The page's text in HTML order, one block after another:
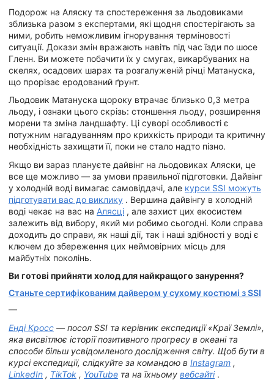
Подорож на Аляску та спостереження за льодовиками
зблизька разом з експертами, які щодня спостерігають за
ними, робить неможливим ігнорування терміновості
ситуації. Докази змін вражають навіть під час їзди по шосе
Гленн. Ви можете побачити їх у смугах, викарбуваних на
скелях, осадових шарах та розгалуженій річці Матануска,
що прорізає еродований ґрунт.
Льодовик Матануска щороку втрачає близько 0,3 метра
льоду, і ознаки цього скрізь: стоншення льоду, розширення
морени та зміна ландшафту. Ці суворі особливості є
потужним нагадуванням про крихкість природи та критичну
необхідність захищати її, поки не стало надто пізно.
Якщо ви зараз плануєте дайвінг на льодовиках Аляски, це
все ще можливо — за умови правильної підготовки. Дайвінг
у холодній воді вимагає самовіддачі, але курси SSI можуть
підготувати вас до виклику . Вершина дайвінгу в холодній
воді чекає на вас на Алясці , але захист цих екосистем
залежить від вибору, який ми робимо сьогодні. Коли справа
доходить до справи, як наші дії, так і наші здібності у воді є
ключем до збереження цих неймовірних місць для
майбутніх поколінь.
Ви готові прийняти холод для найкращого занурення?
Станьте сертифікованим дайвером у сухому костюмі з SSI
—
Енді Кросс — посол SSI та керівник експедиції «Краї Землі»,
яка висвітлює історії позитивного прогресу в океані та
способи більш усвідомленого дослідження світу. Щоб бути в
курсі експедиції, слідкуйте за командою в Instagram ,
LinkedIn , TikTok , YouTube та на їхньому вебсайті.